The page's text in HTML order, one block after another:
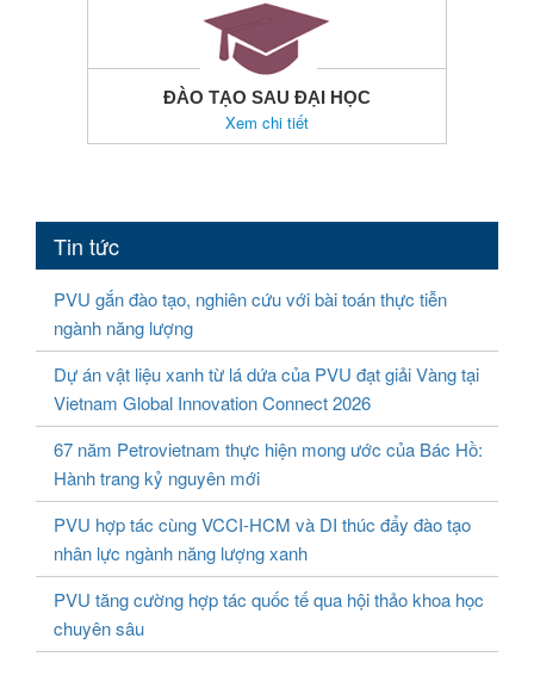
ĐÀO TẠO SAU ĐẠI HỌC
Xem chi tiết
Tin tức
PVU gắn đào tạo, nghiên cứu với bài toán thực tiễn
ngành năng lượng
Dự án vật liệu xanh từ lá dứa của PVU đạt giải Vàng tại
Vietnam Global Innovation Connect 2026
67 năm Petrovietnam thực hiện mong ước của Bác Hồ:
Hành trang kỷ nguyên mới
PVU hợp tác cùng VCCI-HCM và DI thúc đẩy đào tạo
nhân lực ngành năng lượng xanh
PVU tăng cường hợp tác quốc tế qua hội thảo khoa học
chuyên sâu